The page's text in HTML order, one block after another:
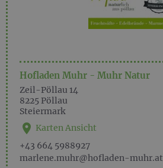
Hofladen Muhr - Muhr Natur
Zeil-Pöllau 14
8225 Pöllau
Steiermark
Karten Ansicht
+43 664 5988927
marlene.muhr@hofladen-muhr.at